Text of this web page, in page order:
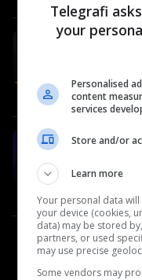
i
A
Telegrafi
your
Personalised
content
services
Store and/or
Learn more
Your personal data
your device (cookies,
data) may be stored
partners, or used
may use precise
Some vendors may